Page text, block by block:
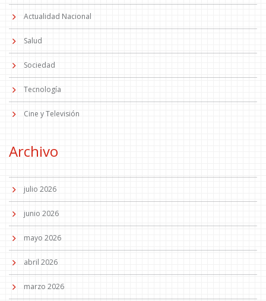
Actualidad Nacional
Salud
Sociedad
Tecnología
Cine y Televisión
Archivo
julio 2026
junio 2026
mayo 2026
abril 2026
marzo 2026